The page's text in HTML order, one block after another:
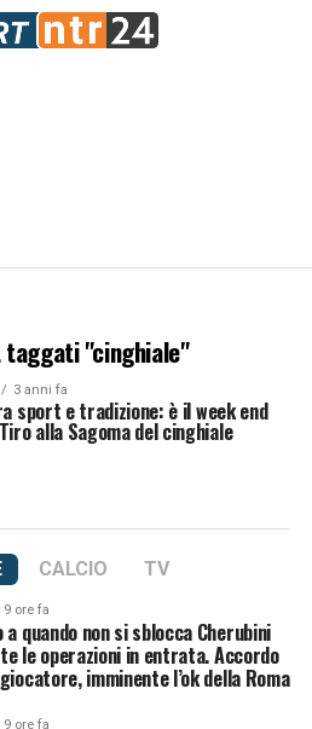
"cinghiale"
3 anni fa
sport e tradizione: è il week end
alla Sagoma del cinghiale
CALCIO TV
9 ore fa
quando non si sblocca Cherubini
le operazioni in entrata. Accordo
imminente l’ok della Roma
9 ore fa